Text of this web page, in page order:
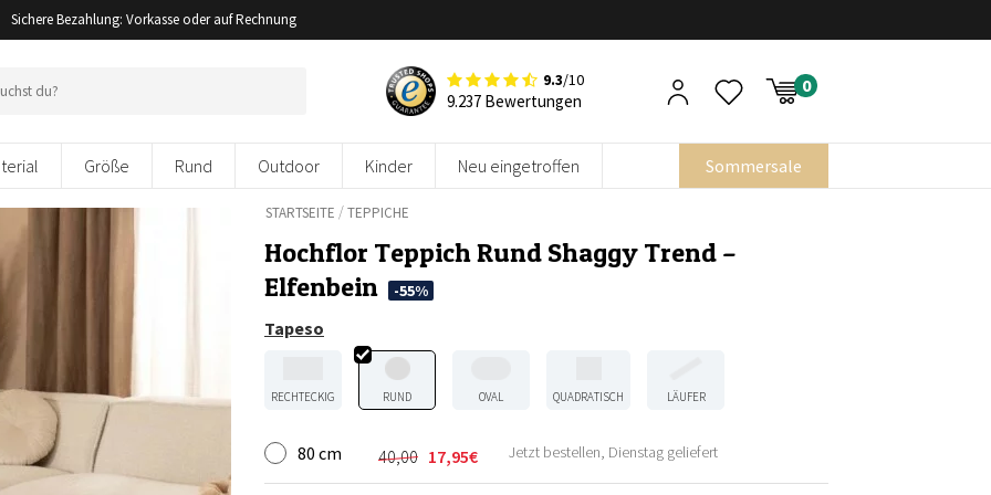
Sichere Bezahlung: Vorkasse oder auf Rechnung
9.3/10
9.237 Bewertungen
Größe Rund Outdoor Kinder Neu eingetroffen Sommersale
STARTSEITE /TEPPICHE
Hochflor Teppich Rund Shaggy Trend –
Elfenbein
-55%
Tapeso
RECHTECKIG RUND OVAL QUADRATISCH LÄUFER
80 cm 40,00
Ursprünglicher
Preis
17,95€
Aktueller
Preis
Jetzt bestellen, Dienstag geliefert